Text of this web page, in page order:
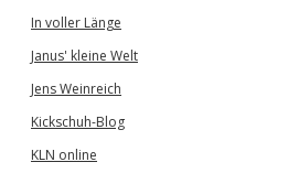
In voller Länge
Janus' kleine Welt
Jens Weinreich
Kickschuh-Blog
KLN online